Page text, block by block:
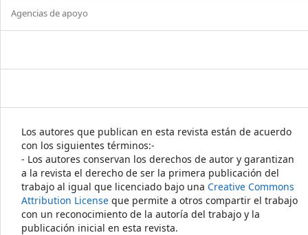
Agencias de apoyo
Los autores que publican en esta revista están de acuerdo
con los siguientes términos:-
- Los autores conservan los derechos de autor y garantizan
a la revista el derecho de ser la primera publicación del
trabajo al igual que licenciado bajo una Creative Commons
Attribution License que permite a otros compartir el trabajo
con un reconocimiento de la autoría del trabajo y la
publicación inicial en esta revista.